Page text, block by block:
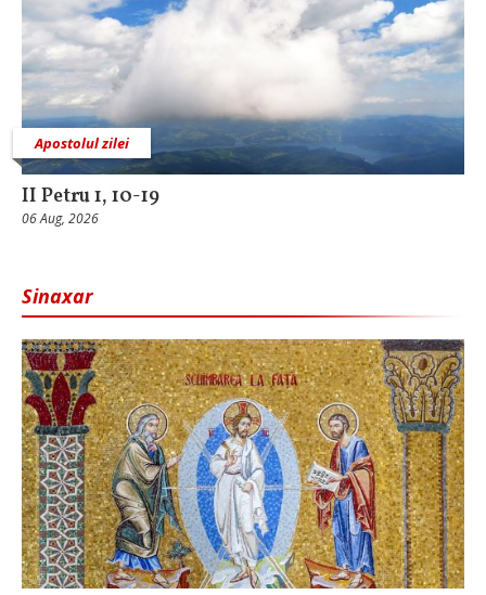
Apostolul zilei
II Petru 1, 10-19
06 Aug, 2026
Sinaxar